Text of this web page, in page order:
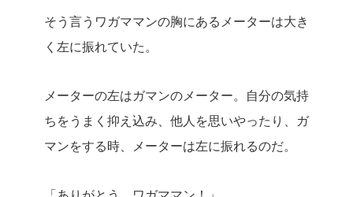
そう言うワガママンの胸にあるメーターは大き
く左に振れていた。
メーターの左はガマンのメーター。自分の気持
ちをうまく抑え込み、他人を思いやったり、ガ
マンをする時、メーターは左に振れるのだ。